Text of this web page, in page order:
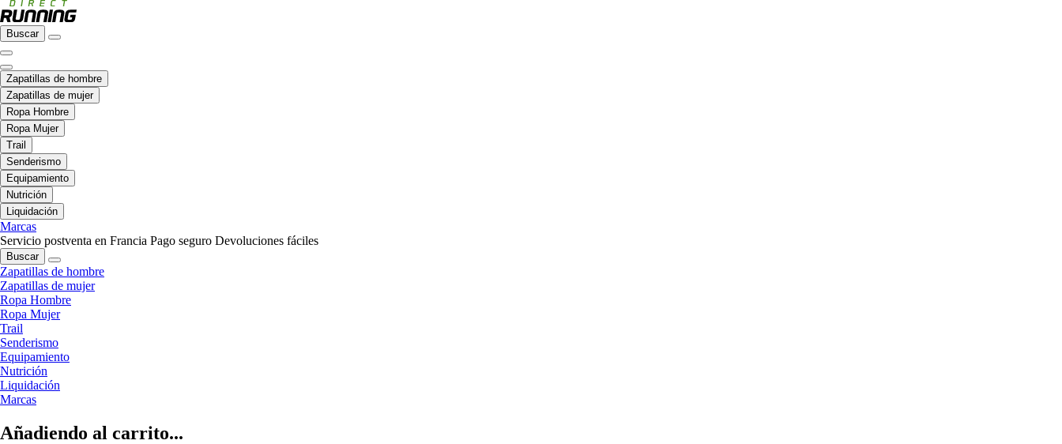
Buscar
Zapatillas de hombre
Zapatillas de mujer
Ropa Hombre
Ropa Mujer
Trail
Senderismo
Equipamiento
Nutrición
Liquidación
Marcas
Servicio postventa en Francia Pago seguro Devoluciones fáciles
Buscar
Zapatillas de hombre
Zapatillas de mujer
Ropa Hombre
Ropa Mujer
Trail
Senderismo
Equipamiento
Nutrición
Liquidación
Marcas
Añadiendo al carrito...